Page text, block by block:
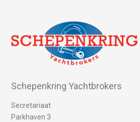
Schepenkring Yachtbrokers
Secretariaat
Parkhaven 3